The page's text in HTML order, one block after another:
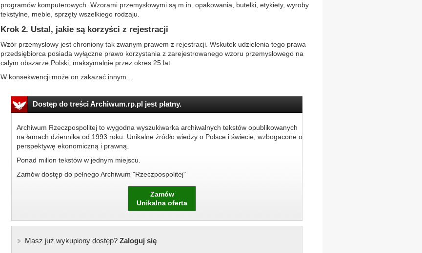
programów komputerowych. Wzorami przemysłowymi są m.in. opakowania, butelki, etykiety, wyroby
tekstylne, meble, sprzęty wszelkiego rodzaju.
Krok 2. Ustal, jakie są korzyści z rejestracji
Wzór przemysłowy jest chroniony tak zwanym prawem z rejestracji. Wskutek udzielenia tego prawa
przedsiębiorca posiada wyłączne prawo korzystania z zarejestrowanego wzoru przemysłowego na
całym obszarze Polski, maksymalnie przez okres 25 lat.
W konsekwencji może on zakazać innym...
Dostęp do treści Archiwum.rp.pl jest płatny.
Archiwum Rzeczpospolitej to wygodna wyszukiwarka archiwalnych tekstów opublikowanych
na łamach dziennika od 1993 roku. Unikalne źródło wiedzy o Polsce i świecie, wzbogacone o
perspektywę ekonomiczną i prawną.
Ponad milion tekstów w jednym miejscu.
Zamów dostęp do pełnego Archiwum "Rzeczpospolitej"
Zamów
Unikalna oferta
Masz już wykupiony dostęp?Zaloguj się